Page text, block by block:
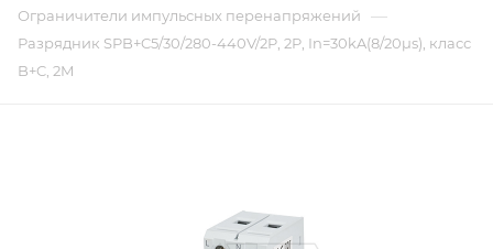
Ограничители импульсных перенапряжений —
Разрядник SPB+C5/30/280-440V/2P, 2P, In=30kA(8/20µs), класс
B+C, 2M